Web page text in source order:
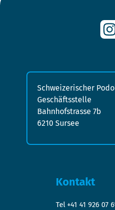
Kontakt
Tel +41 41 926 07
Schweizerischer
Geschäftsstelle
Bahnhofstrasse 7b
6210 Sursee